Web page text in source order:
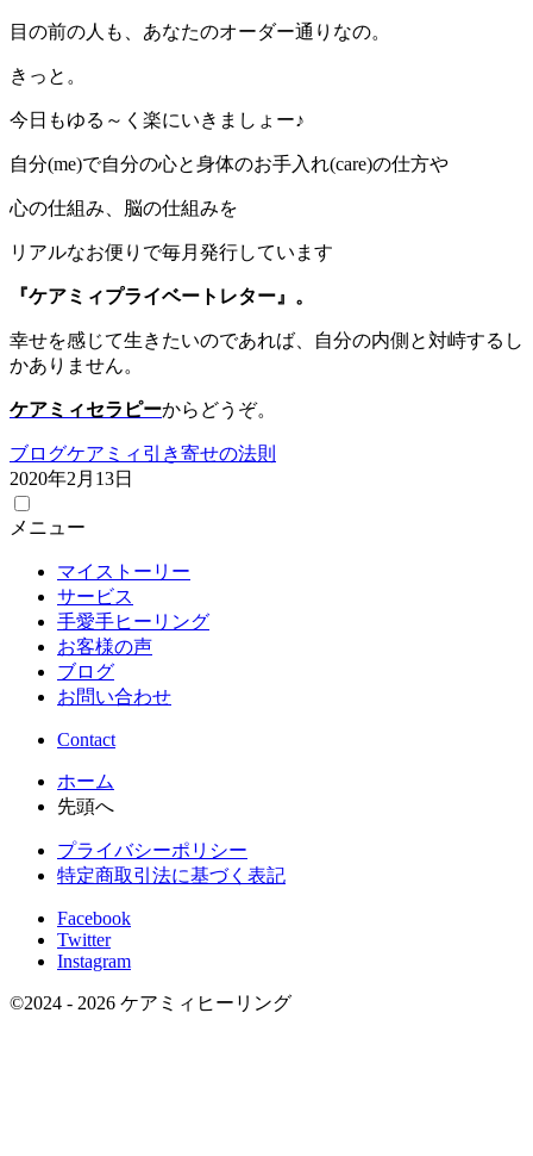
目の前の人も、あなたのオーダー通りなの。
きっと。
今日もゆる～く楽にいきましょー♪
自分(me)で自分の心と身体のお手入れ(care)の仕方や
心の仕組み、脳の仕組みを
リアルなお便りで毎月発行しています
『ケアミィプライベートレター』。
幸せを感じて生きたいのであれば、自分の内側と対峙するし
かありません。
ケアミィセラピーからどうぞ。
ブログケアミィ 引き寄せの法則
2020年2月13日
メニュー
マイストーリー
サービス
手愛手ヒーリング
お客様の声
ブログ
お問い合わせ
Contact
ホーム
先頭へ
プライバシーポリシー
特定商取引法に基づく表記
Facebook
Twitter
Instagram
©2024 - 2026 ケアミィヒーリング